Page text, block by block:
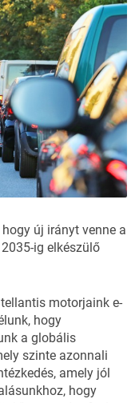
új irányt venne a
ig elkészülő
motorjaink e-
hogy
a globális
szinte azonnali
amely jól
hogy